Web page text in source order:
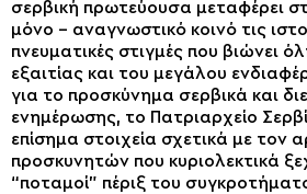
σερβική πρωτεύουσα μεταφέρει
μόνο – αναγνωστικό κοινό τις
πνευματικές στιγμές που βιώνει
εξαιτίας και του μεγάλου
για το προσκύνημα σερβικά και
ενημέρωσης, το Πατριαρχείο
επίσημα στοιχεία σχετικά με τον
προσκυνητών που κυριολεκτικά
“ποταμοί” πέριξ του